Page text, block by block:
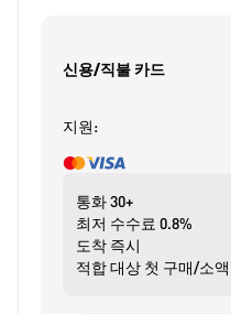
신용/직불 카드
지원:
통화30+
최저 수수료 0.8%
도착 즉시
적합 대상 첫 구매/소액